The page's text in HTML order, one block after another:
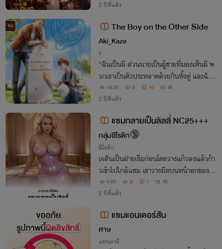
ยวในใต้หล้าที่เขาจะมอบหัวใจให้
2 ปีที่แล้ว
จบ The Boy on the Other Side
Aki_Kaze
Y
“ฉันเป็นผี ส่วนนายเป็นผู้ชายที่มองเห็นผี พ
วกเราเป็นตัวประหลาดด้วยกันทั้งคู่ และฉันมี
ชื่อว่าแซม”
14.2K 9 10 45
2 ปีที่แล้ว
แซมกลายเป็นลิลลี่ NC25+++
กลุ่มอีโรติก🔞
อีโรติก
เจสันเป็นฝ่ายเริ่มก่อนโดยวางแก้วลงแล้วก้า
วเข้าไปใกล้แซม เขาวางมือบนหน้าอกของแซ
ม นิ้วของเขาลูบไปตามโครงร่างของกล้ามเนื้
อของเขาผ่านเนื้อผ้าของเสื้อ “ คุณดูเกร็งๆ น
5.6K 2 1 36
2 ปีที่แล้ว
แซมแอนเด​อร์สัน​
ศาษ
แฟนตาซี